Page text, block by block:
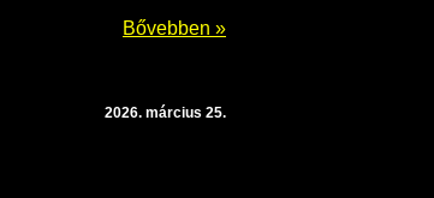
Bővebben »
2026. március 25.